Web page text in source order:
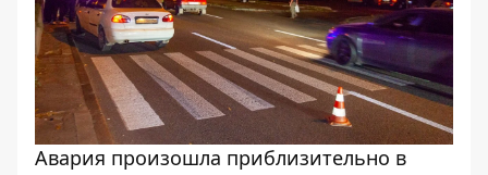
Авария произошла приблизительно в